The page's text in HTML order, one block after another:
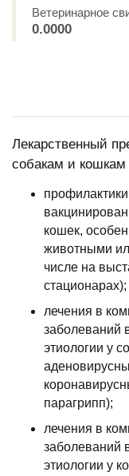
Ветеринарное
0.0000
Лекарственный
собакам и кошкам
кошек,
животными
числе на
стационарах);
лечения в
заболеваний
этиологии у
парагрипп);
лечения в
заболеваний
этиологии у